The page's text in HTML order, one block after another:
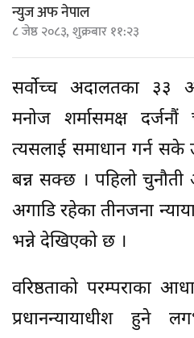
न्युज अफ नेपाल
८ जेष्ठ २०८३, शुक्रबार ११:२३
सर्वोच्च अदालतका ३३ औँ
मनोज शर्मासमक्ष
त्यसलाई समाधान गर्न सके
बन्न सक्छ । पहिलो चुनौती
अगाडि रहेका तीनजना
भन्ने देखिएको छ ।
वरिष्ठताको परम्पराका
प्रधानन्यायाधीश हुने